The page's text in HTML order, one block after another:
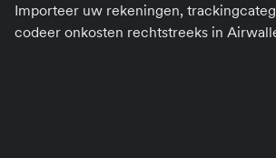
Importeer uw rekeningen,
codeer onkosten rechtstreeks in